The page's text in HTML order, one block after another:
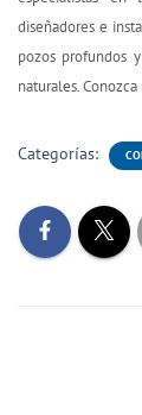
diseñadores e
pozos profundos
naturales.
Categorías: